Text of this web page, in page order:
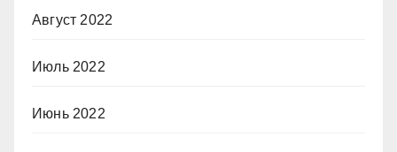
Август 2022
Июль 2022
Июнь 2022